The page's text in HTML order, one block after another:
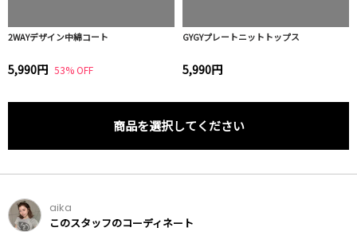
2WAYデザイン中綿コート
5,990円 53% OFF
GYGYプレートニットトップス
5,990円
商品を選択してください
aika
このスタッフのコーディネート